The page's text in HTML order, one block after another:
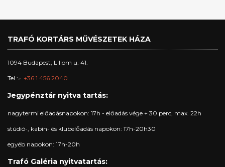
TRAFÓ KORTÁRS MŰVÉSZETEK HÁZA
1094 Budapest, Liliom u. 41.
Tel.: +36 1 456 2040
Jegypénztár nyitva tartás:
nagytermi előadásnapokon: 17h - előadás vége + 30 perc, max. 22h
stúdió-, kabin- és klubelőadás napokon: 17h-20h30
egyéb napokon: 17h-20h
Trafó Galéria nyitvatartás: